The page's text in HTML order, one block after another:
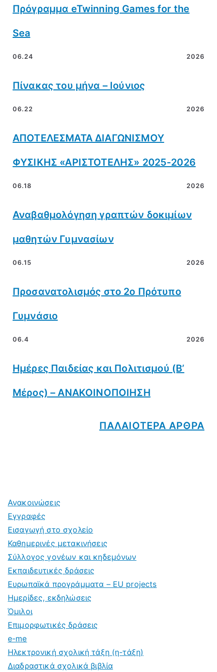
Πρόγραμμα eTwinning Games for the
Sea
06.24 2026
Πίνακας του μήνα – Ιούνιος
06.22 2026
ΑΠΟΤΕΛΕΣΜΑΤΑ ΔΙΑΓΩΝΙΣΜΟΥ
ΦΥΣΙΚΗΣ «ΑΡΙΣΤΟΤΕΛΗΣ» 2025-2026
06.18 2026
Αναβαθμολόγηση γραπτών δοκιμίων
μαθητών Γυμνασίων
06.15 2026
Προσανατολισμός στο 2ο Πρότυπο
Γυμνάσιο
06.4 2026
Ημέρες Παιδείας και Πολιτισμού (Β’
Μέρος) – ΑΝΑΚΟΙΝΟΠΟΙΗΣΗ
ΠΑΛΑΙΟΤΕΡΑ ΑΡΘΡΑ
Ανακοινώσεις
Εγγραφές
Εισαγωγή στο σχολείο
Καθημερινές μετακινήσεις
Σύλλογος γονέων και κηδεμόνων
Εκπαιδευτικές δράσεις
Ευρωπαϊκά προγράμματα – EU projects
Ημερίδες, εκδηλώσεις
Όμιλοι
Επιμορφωτικές δράσεις
e-me
Ηλεκτρονική σχολική τάξη (η-τάξη)
Διαδραστικά σχολικά βιβλία